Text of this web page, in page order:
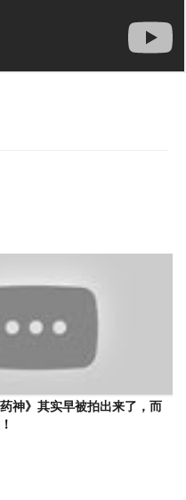
神》其实早被拍出来了，而